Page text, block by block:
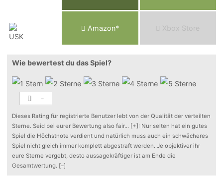
Amazon* Xbox Store
Wie bewertest du das Spiel?
-
Dieses Rating für registrierte Benutzer lebt von der Qualität der verteilten
Sterne. Seid bei eurer Bewertung also fair... [+]: Nur selten hat ein gutes
Spiel die Höchstnote verdient und natürlich muss auch ein schwächeres
Spiel nicht gleich immer komplett abgestraft werden. Je objektiver ihr
eure Sterne vergebt, desto aussagekräftiger ist am Ende die
Gesamtwertung. [–]